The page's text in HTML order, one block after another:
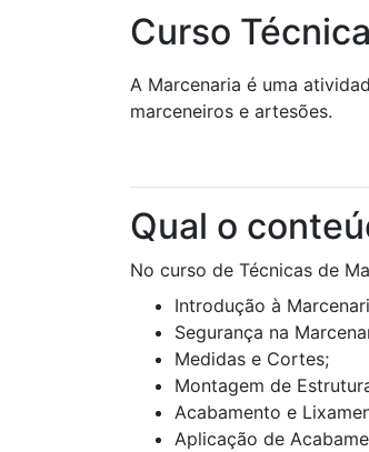
Curso
A Marcenaria é uma
marceneiros e artesões.
Qual o
No curso de Técnicas de
Introdução à
Segurança na
Medidas e Cortes;
Montagem de
Acabamento e
Aplicação de